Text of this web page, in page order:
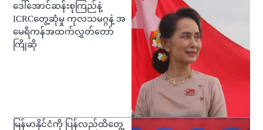
ဒေါ်အောင်ဆန်းစုကြည်နဲ့
ICRCတွေ့ဆုံမှု ကုလသမဂ္ဂနဲ့ အ
မေရိကန်အထက်လွှတ်တော်
ကြိုဆို
မြန်မာနိုင်ငံကို ပြန်လည်ထိတွေ့